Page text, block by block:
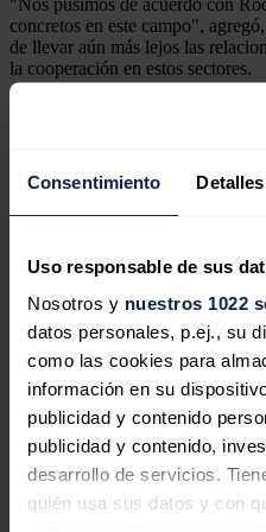
Consentimiento Detalles
Uso responsable de sus
Nosotros y nuestros 1022
datos personales, p.ej., su
como las cookies para
información en su
publicidad y contenido
publicidad y contenido,
desarrollo de servicios.
quién usa sus datos y con
"Nos pusimos de acuerdo con
concretos en este campo",
de llevar aún más lejos las
la cooperación en estos sectores.
Turquía se ha
superando el
Turquía quiere
una excepción
bancarias para